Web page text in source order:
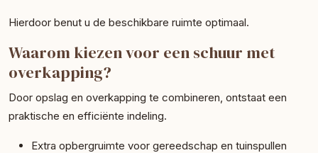
Hierdoor benut u de beschikbare ruimte optimaal.
Waarom kiezen voor een schuur met
overkapping?
Door opslag en overkapping te combineren, ontstaat een
praktische en efficiënte indeling.
Extra opbergruimte voor gereedschap en tuinspullen